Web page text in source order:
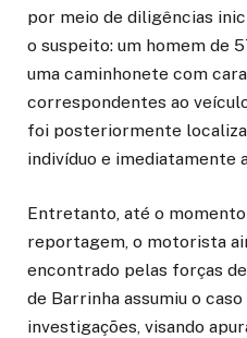
por meio de diligências
o suspeito: um homem de
uma caminhonete com
correspondentes ao
foi posteriormente
indivíduo e imediatamente
Entretanto, até o
reportagem, o motorista
encontrado pelas forças
de Barrinha assumiu o
investigações, visando